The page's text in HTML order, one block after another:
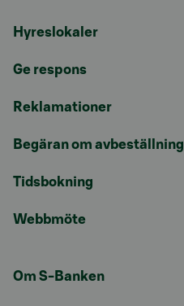
Hyreslokaler
Ge respons
Reklamationer
Begäran om avbeställning
Tidsbokning
Webbmöte
Om S-Banken